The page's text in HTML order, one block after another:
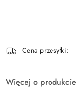
Cena przesyłki:
Więcej o produkcie